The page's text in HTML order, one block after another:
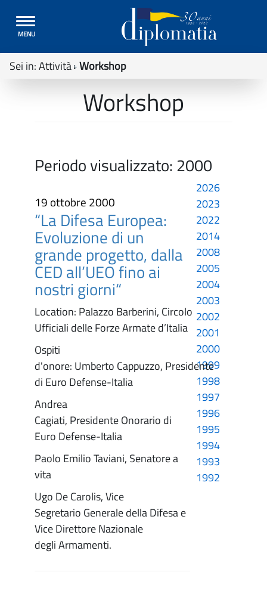
Toggle
navigation
MENU
Sei in:Attività Workshop
Workshop
Periodo visualizzato: 2000
19 ottobre 2000
“La Difesa Europea:
Evoluzione di un
grande progetto, dalla
CED all’UEO fino ai
nostri giorni“
Location: Palazzo Barberini, Circolo
Ufficiali delle Forze Armate d’Italia
Ospiti
d'onore: Umberto Cappuzzo, Presidente
di Euro Defense-Italia
Andrea
Cagiati, Presidente Onorario di
Euro Defense-Italia
Paolo Emilio Taviani, Senatore a
vita
Ugo De Carolis, Vice
Segretario Generale della Difesa e
Vice Direttore Nazionale
degli Armamenti.
2026
2023
2022
2014
2008
2005
2004
2003
2002
2001
2000
1999
1998
1997
1996
1995
1994
1993
1992